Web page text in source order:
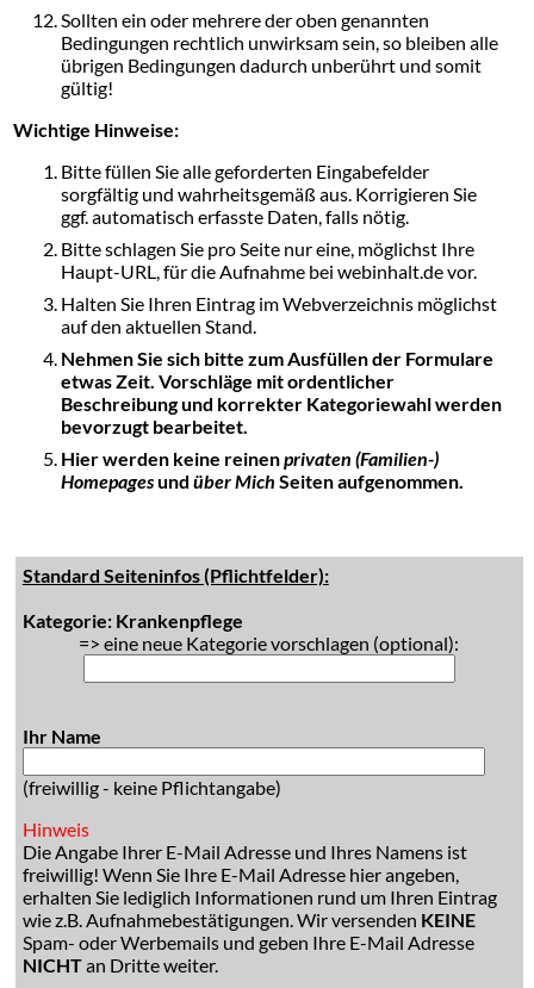
Sollten ein oder mehrere der oben genannten
Bedingungen rechtlich unwirksam sein, so bleiben alle
übrigen Bedingungen dadurch unberührt und somit
gültig!
Wichtige Hinweise:
Bitte füllen Sie alle geforderten Eingabefelder
sorgfältig und wahrheitsgemäß aus. Korrigieren Sie
ggf. automatisch erfasste Daten, falls nötig.
Bitte schlagen Sie pro Seite nur eine, möglichst Ihre
Haupt-URL, für die Aufnahme bei webinhalt.de vor.
Halten Sie Ihren Eintrag im Webverzeichnis möglichst
auf den aktuellen Stand.
Nehmen Sie sich bitte zum Ausfüllen der Formulare
etwas Zeit. Vorschläge mit ordentlicher
Beschreibung und korrekter Kategoriewahl werden
bevorzugt bearbeitet.
Hier werden keine reinenprivaten (Familien-)
Homepagesund über Mich Seiten aufgenommen.
Standard Seiteninfos (Pflichtfelder):
Kategorie: Krankenpflege
=> eine neue Kategorie vorschlagen (optional):
Ihr Name
(freiwillig - keine Pflichtangabe)
Hinweis
Die Angabe Ihrer E-Mail Adresse und Ihres Namens ist
freiwillig! Wenn Sie Ihre E-Mail Adresse hier angeben,
erhalten Sie lediglich Informationen rund um Ihren Eintrag
wie z.B. Aufnahmebestätigungen. Wir versenden KEINE
Spam- oder Werbemails und geben Ihre E-Mail Adresse
NICHTan Dritte weiter.